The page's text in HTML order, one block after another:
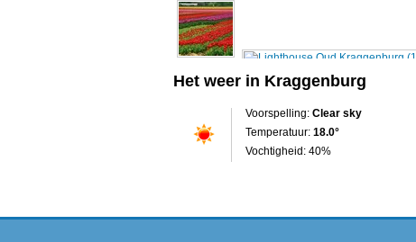
Het weer in Kraggenburg
Voorspelling: Clear sky
Temperatuur: 18.0°
Vochtigheid: 40%